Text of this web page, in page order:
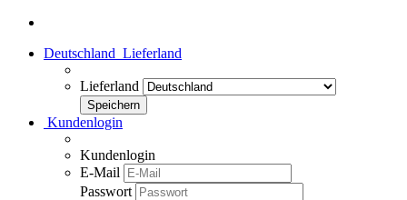
Deutschland Lieferland
Lieferland
Kundenlogin
Kundenlogin
E-Mail
Passwort